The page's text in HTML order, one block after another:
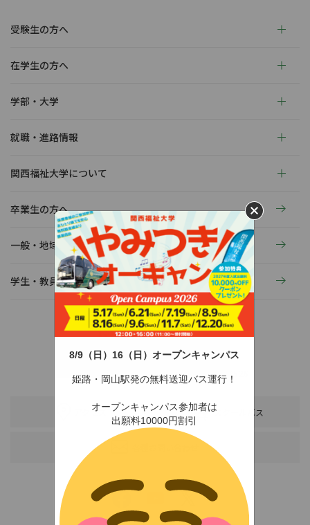
8/9（日）16（日）オープンキャンパス
姫路・岡山駅発の無料送迎バス運行！
オープンキャンパス参加者は
出願料10000円割引
受験生の方へ
在学生の方へ
学部・大学
就職・進路情報
関西福祉大学について
卒業生の方へ
一般・地域の方へ
学生・教員の活動
〒678-0255 兵庫県赤穂市新田380-3
TEL：0791-46-2525（代）FAX：0791-46-2526
アクセス スクールバス